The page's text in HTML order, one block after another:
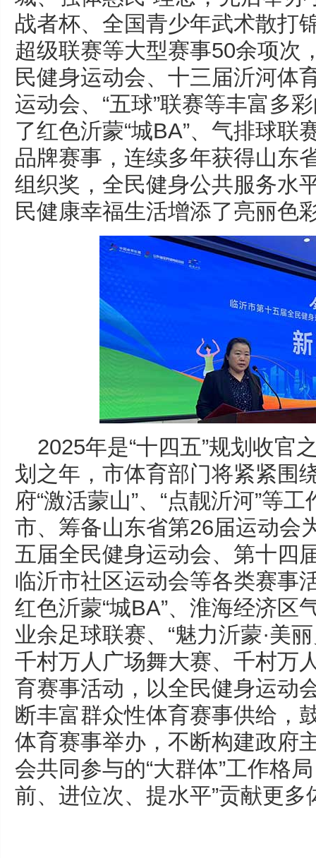
战者杯、全国青少年武术散打
超级联赛等大型赛事50余项次
民健身运动会、十三届沂河体
运动会、“五球”联赛等丰富多
了红色沂蒙“城BA”、气排球联
品牌赛事，连续多年获得山东
组织奖，全民健身公共服务水
民健康幸福生活增添了亮丽色
2025年是“十四五”规划收官
划之年，市体育部门将紧紧围
府“激活蒙山”、“点靓沂河”等
市、筹备山东省第26届运动会
五届全民健身运动会、第十四
临沂市社区运动会等各类赛事
红色沂蒙“城BA”、淮海经济区
业余足球联赛、“魅力沂蒙·美
千村万人广场舞大赛、千村万
育赛事活动，以全民健身运动
断丰富群众性体育赛事供给，
体育赛事举办，不断构建政府
会共同参与的“大群体”工作格
前、进位次、提水平”贡献更多